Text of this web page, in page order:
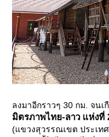
ลงมาอีกราวๆ 30 กม. จนเ
มิตรภาพไทย-ลาว แห่งที่
(แขวงสุวรรณเขต ประเท